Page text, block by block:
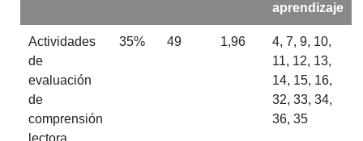
aprendizaje
Actividades
de
evaluación
de
comprensión
35% 49 1,96
4, 7, 9, 10,
11, 12, 13,
14, 15, 16,
32, 33, 34,
36, 35